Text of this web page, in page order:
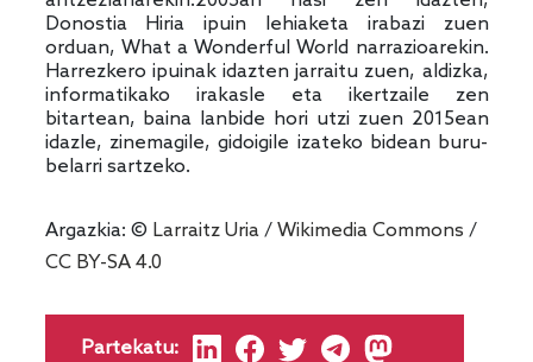
Donostia Hiria ipuin lehiaketa irabazi zuen
orduan, What a Wonderful World narrazioarekin.
Harrezkero ipuinak idazten jarraitu zuen, aldizka,
informatikako irakasle eta ikertzaile zen
bitartean, baina lanbide hori utzi zuen 2015ean
idazle, zinemagile, gidoigile izateko bidean buru-
belarri sartzeko.
Argazkia: © Larraitz Uria/ Wikimedia Commons /
CC BY-SA 4.0
Partekatu: